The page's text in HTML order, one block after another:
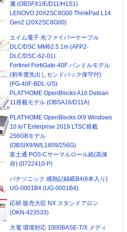
属 (OBSFX1/E/D11/H1S1)
LENOVO 20X2SC8G00 ThinkPad L14
Gen2 (20X2SC8G00)
エイム電子 光ファイバーケーブル
DLC/DSC MM62.5 1m (AFP2-
DLC/DSC-62-01)
Fortinet FortiGate-40F バンドルモデル
(初年度先出しセンドバック保守付)
(FG-40F-BDL-US)
PLAT'HOME OpenBlocks A16 Debian
11搭載モデル (OBSA16/D11A)
PLAT'HOME OpenBlocks IX9 Windows
10 IoT Enterprise 2019 LTSC搭載
256GBモデル
(OBSIX9/W/L1809/256G)
富士通 POS-Cサーマルロール紙(高保
存) (0722410-P)
パナソニック 感熱記録紙B4(6本入り)
UG-0001B4 (UG-0001B4)
応研 販売大臣 NX スタンドアロン
(OKN-423533)
大電 環境対応 1000BASE-T/X メディ